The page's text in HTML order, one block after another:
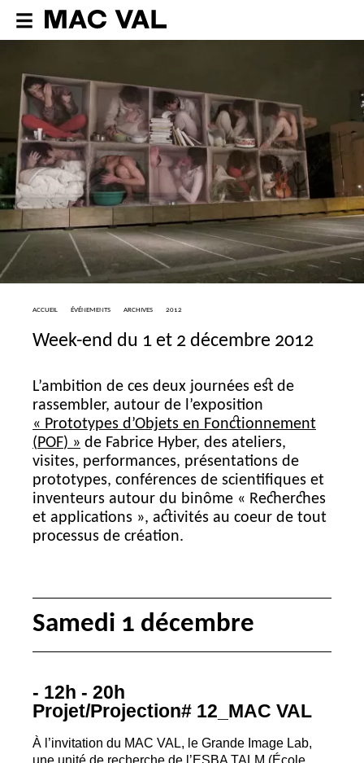
ACCUEIL ÉVÉNEMENTS ARCHIVES 2012
Week-end du 1 et 2 décembre 2012
L’ambition de ces deux journées est de
rassembler, autour de l’exposition
« Prototypes d’Objets en Fonctionnement
( POF) » de Fabrice Hyber, des ateliers,
visites, performances, présentations de
prototypes, conférences de scientifiques et
inventeurs autour du binôme « Recherches
et applications », activités au coeur de tout
processus de création.
Samedi 1 décembre
- 12h - 20h
Projet/Projection# 12_MAC VAL
À l’invitation du MAC VAL, le Grande Image Lab,